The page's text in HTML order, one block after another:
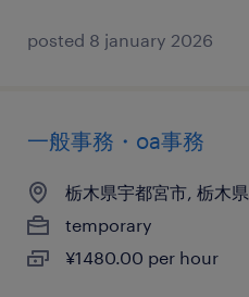
posted 8 january 2026
一般事務・oa事務
栃木県宇都宮市, 栃木県
temporary
¥1480.00 per hour